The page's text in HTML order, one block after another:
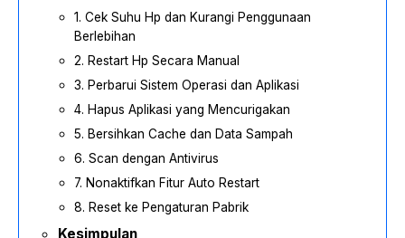
1. Cek Suhu Hp dan Kurangi Penggunaan
Berlebihan
2. Restart Hp Secara Manual
3. Perbarui Sistem Operasi dan Aplikasi
4. Hapus Aplikasi yang Mencurigakan
5. Bersihkan Cache dan Data Sampah
6. Scan dengan Antivirus
7. Nonaktifkan Fitur Auto Restart
8. Reset ke Pengaturan Pabrik
Kesimpulan